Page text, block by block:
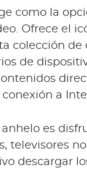
como la
Ofrece el
colección
de
a
anhelo es
televisores
descargar